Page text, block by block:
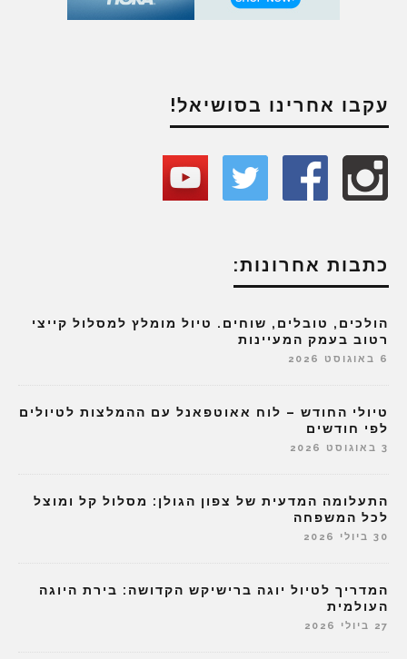
עקבו אחרינו בסושיאל!
כתבות אחרונות:
הולכים, טובלים, שוחים. טיול מומלץ למסלול קייצי
רטוב בעמק המעיינות
6 באוגוסט 2026
טיולי החודש – לוח אאוטפאנל עם ההמלצות לטיולים
לפי חודשים
3 באוגוסט 2026
התעלומה המדעית של צפון הגולן: מסלול קל ומוצל
לכל המשפחה
30 ביולי 2026
המדריך לטיול יוגה ברישיקש הקדושה: בירת היוגה
העולמית
27 ביולי 2026